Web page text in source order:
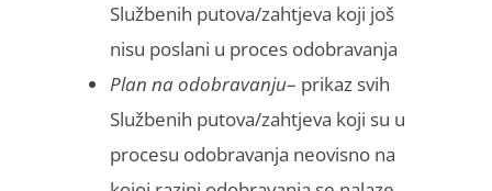
Službenih putova/zahtjeva koji još
nisu poslani u proces odobravanja
Plan na odobravanju– prikaz svih
Službenih putova/zahtjeva koji su u
procesu odobravanja neovisno na